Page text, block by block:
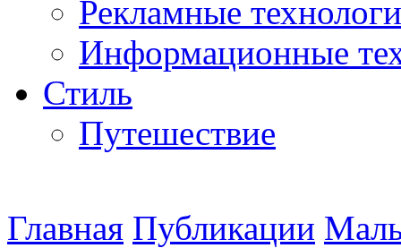
Рекламные
Информационные
Стиль
Путешествие
Главная Публикации